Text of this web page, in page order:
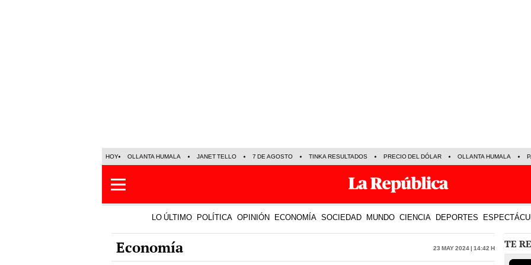
HOY OLLANTA HUMALA JANET TELLO 7 DE AGOSTO TINKA RESULTADOS PRECIO DEL DÓLAR OLLANTA HUMALA
LO ÚLTIMO POLÍTICA OPINIÓN ECONOMÍA SOCIEDAD MUNDO CIENCIA DEPORTES
Economía 23 May 2024 | 14:42 h TE